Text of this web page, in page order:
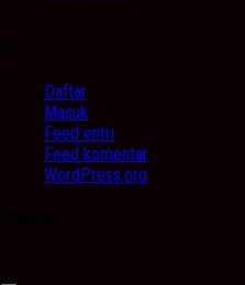
Daftar
Masuk
Feed entri
Feed komentar
WordPress.org